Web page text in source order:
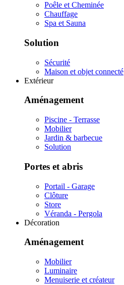
Poêle et Cheminée
Chauffage
Spa et Sauna
Solution
Sécurité
Maison et objet connecté
Extérieur
Aménagement
Piscine - Terrasse
Mobilier
Jardin & barbecue
Solution
Portes et abris
Portail - Garage
Clôture
Store
Véranda - Pergola
Décoration
Aménagement
Mobilier
Luminaire
Menuiserie et créateur